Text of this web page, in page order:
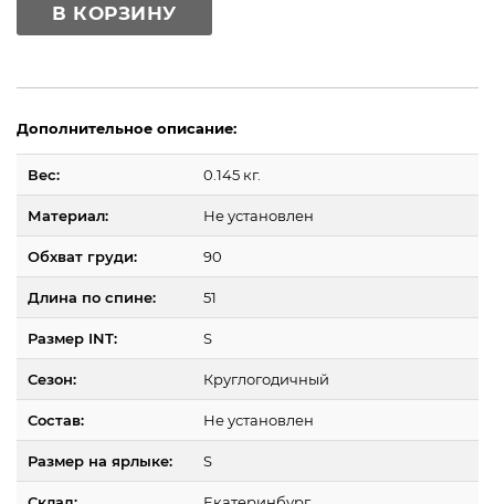
В КОРЗИНУ
Дополнительное описание:
Вес: 0.145 кг.
Материал: Не установлен
Обхват груди: 90
Длина по спине: 51
Размер INT: S
Сезон: Круглогодичный
Состав: Не установлен
Размер на ярлыке: S